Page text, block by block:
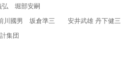
堀部安嗣
川國男 坂倉準三 安井武雄 丹下健三
集団